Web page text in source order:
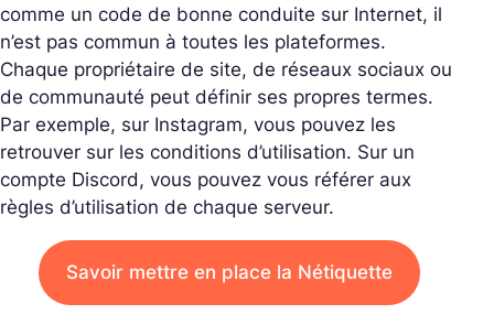
comme un code de bonne conduite sur Internet, il
n’est pas commun à toutes les plateformes.
Chaque propriétaire de site, de réseaux sociaux ou
de communauté peut définir ses propres termes.
Par exemple, sur Instagram, vous pouvez les
retrouver sur les conditions d’utilisation. Sur un
compte Discord, vous pouvez vous référer aux
règles d’utilisation de chaque serveur.
Savoir mettre en place la Nétiquette